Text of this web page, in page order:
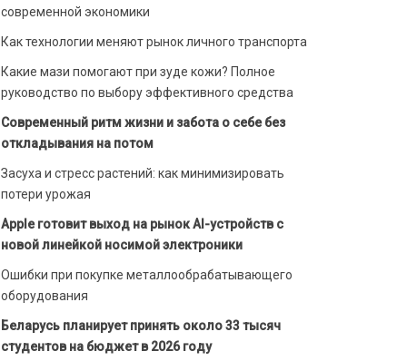
современной экономики
Как технологии меняют рынок личного транспорта
Какие мази помогают при зуде кожи? Полное
руководство по выбору эффективного средства
Современный ритм жизни и забота о себе без
откладывания на потом
Засуха и стресс растений: как минимизировать
потери урожая
Apple готовит выход на рынок AI-устройств с
новой линейкой носимой электроники
Ошибки при покупке металлообрабатывающего
оборудования
Беларусь планирует принять около 33 тысяч
студентов на бюджет в 2026 году